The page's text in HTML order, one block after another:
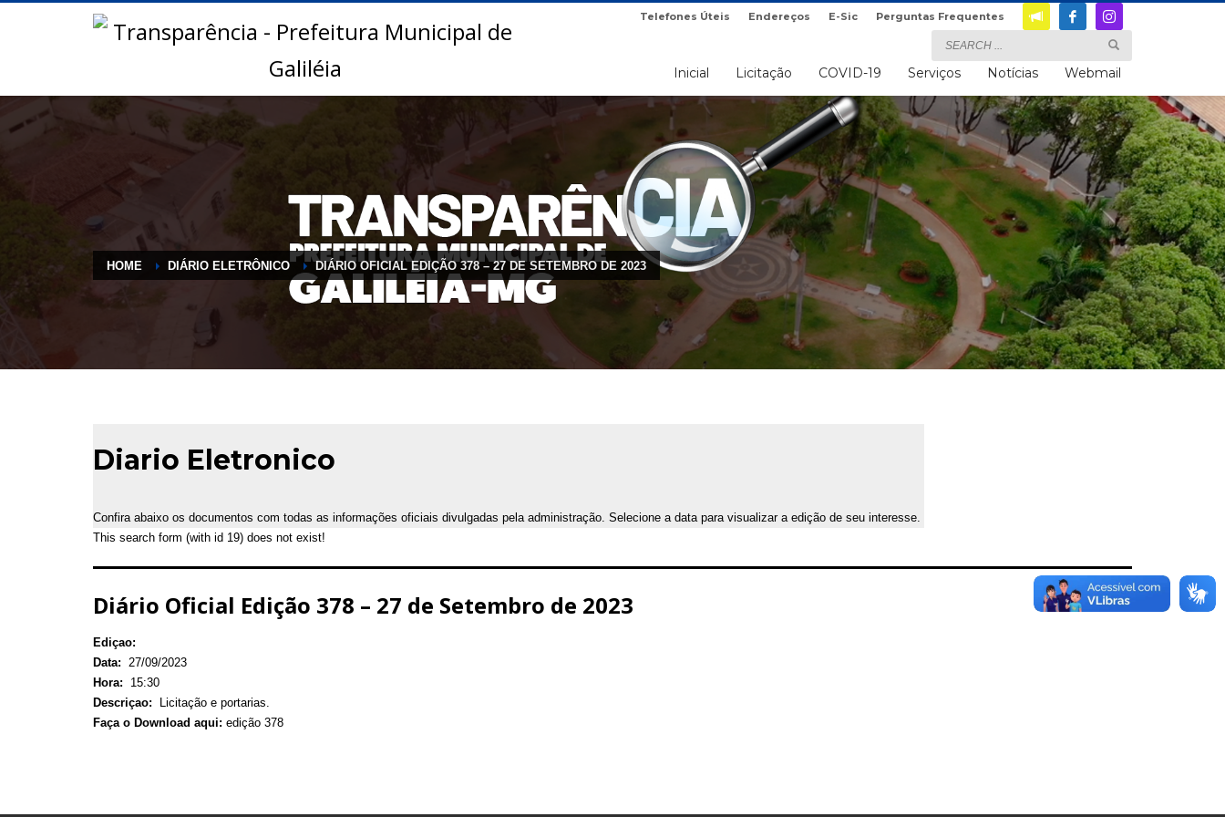
Telefones Úteis Endereços E-Sic Perguntas Frequentes
Inicial Licitação COVID-19 Serviços Notícias Webmail
HOME DIÁRIO ELETRÔNICO DIÁRIO OFICIAL EDIÇÃO 378 – 27 DE SETEMBRO DE 2023
Diario Eletronico
Confira abaixo os documentos com todas as informações oficiais divulgadas pela administração. Selecione a data para visualizar a edição de seu interesse.
This search form (with id 19) does not exist!
Diário Oficial Edição 378 – 27 de Setembro de 2023
Ediçao:
Data: 27/09/2023
Hora:
15:30
Descriçao:
Licitação e portarias.
Faça o Download aqui: edição 378